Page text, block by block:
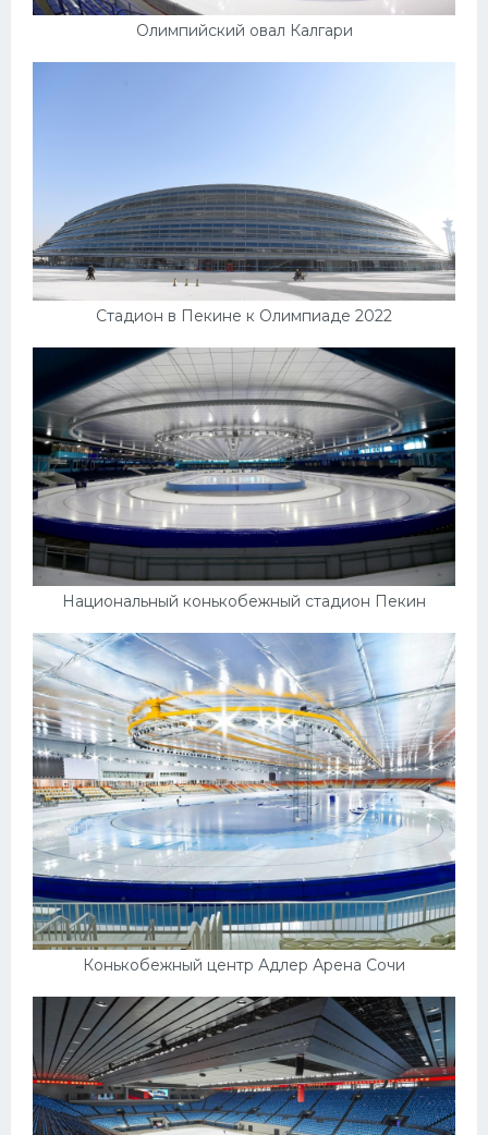
Олимпийский овал Калгари
Стадион в Пекине к Олимпиаде 2022
Национальный конькобежный стадион Пекин
Конькобежный центр Адлер Арена Сочи